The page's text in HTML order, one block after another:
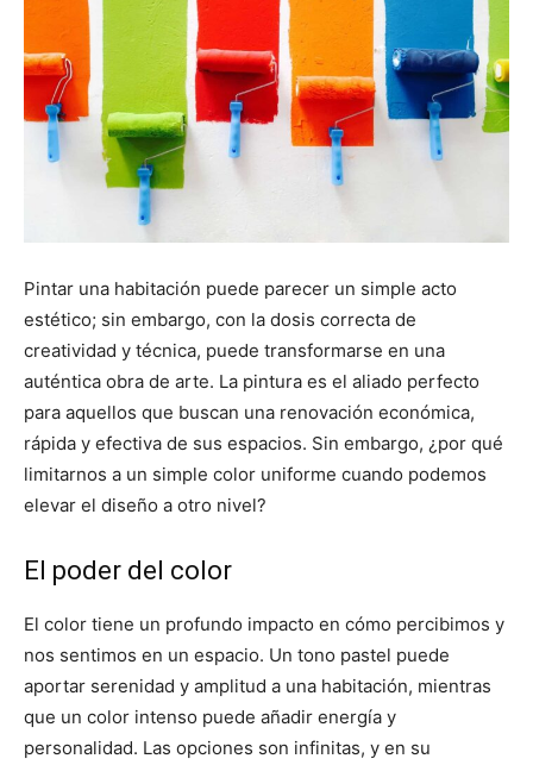
Pintar una habitación puede parecer un simple acto
estético; sin embargo, con la dosis correcta de
creatividad y técnica, puede transformarse en una
auténtica obra de arte. La pintura es el aliado perfecto
para aquellos que buscan una renovación económica,
rápida y efectiva de sus espacios. Sin embargo, ¿por qué
limitarnos a un simple color uniforme cuando podemos
elevar el diseño a otro nivel?
El poder del color
El color tiene un profundo impacto en cómo percibimos y
nos sentimos en un espacio. Un tono pastel puede
aportar serenidad y amplitud a una habitación, mientras
que un color intenso puede añadir energía y
personalidad. Las opciones son infinitas, y en su